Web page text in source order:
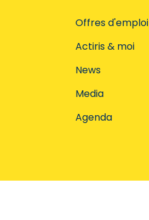
Offres d'emploi
Actiris & moi
News
Media
Agenda